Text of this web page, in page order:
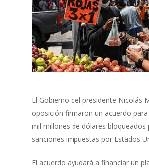
El Gobierno del presidente Nicolás
oposición firmaron un acuerdo para
mil millones de dólares bloqueados
sanciones impuestas por Estados
El acuerdo ayudará a financiar un